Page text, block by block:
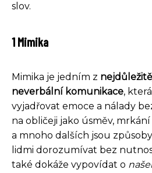
slov.
1 Mimika
Mimika je jedním z
neverbální komunikace,
vyjadřovat emoce a nálady
na obličeji jako úsměv,
a mnoho dalších jsou
lidmi dorozumívat bez
také dokáže vypovídat o